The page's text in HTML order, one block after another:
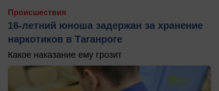
Происшествия
16-летний юноша задержан за хранение
наркотиков в Таганроге
Какое наказание ему грозит